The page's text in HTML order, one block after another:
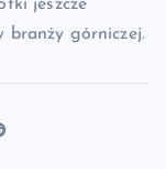
jeszcze
branży górniczej.